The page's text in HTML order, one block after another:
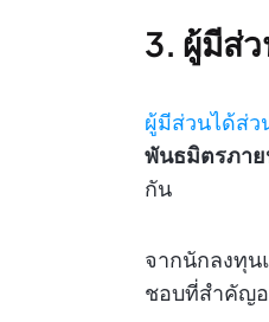
3. ผู้มีส่
ผู้มีส่วนได้ส่ว
พันธมิตรภา
กัน
จากนักลงทุน
ชอบที่สำคัญอ